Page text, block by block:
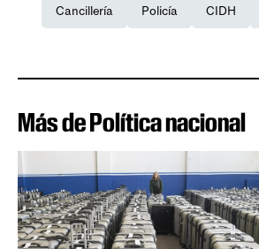
Cancillería Policía CIDH
Más de Política nacional